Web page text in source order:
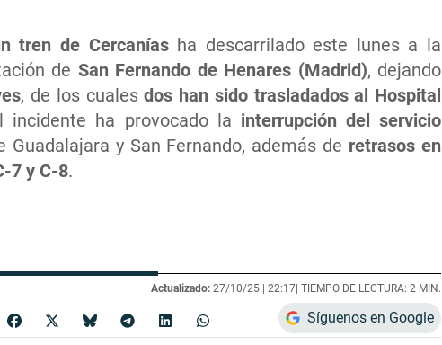
tren de Cercaníasha descarrilado este lunes a la
de San Fernando de Henares (Madrid), dejando
, de los cualesdos han sido trasladados al Hospital
incidente ha provocado la interrupción del servicio
Guadalajara y San Fernando, además de retrasos en
7 y C-8.
Actualizado: 27/10/25 | 22:17 | TIEMPO DE LECTURA: 2 MIN.
Síguenos en Google